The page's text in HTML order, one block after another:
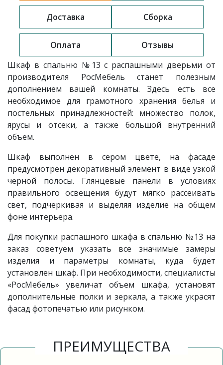
Доставка Сборка
Оплата
Отзывы
Шкаф в спальню №13 с распашными дверьми от
производителя РосМебель
станет полезным
дополнением вашей комнаты. Здесь есть все
необходимое для грамотного хранения белья и
постельных принадлежностей: множество полок,
ярусы и отсеки, а также большой внутренний
объем.
Шкаф выполнен в сером цвете, на фасаде
предусмотрен декоративный элемент в виде узкой
черной полосы. Глянцевые панели в условиях
правильного освещения будут мягко рассеивать
свет, подчеркивая и выделяя изделие на общем
фоне интерьера.
Для покупки распашного шкафа в спальню №13 на
заказ советуем указать все значимые замеры
изделия и параметры комнаты, куда будет
установлен шкаф. При необходимости, специалисты
«РосМебель» увеличат объем шкафа, установят
дополнительные полки и зеркала, а также украсят
фасад фотопечатью или рисунком.
ПРЕИМУЩЕСТВА